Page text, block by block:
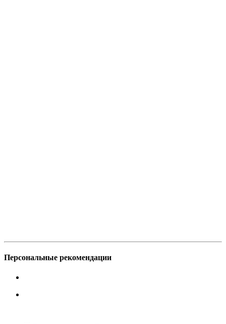
Персональные рекомендации